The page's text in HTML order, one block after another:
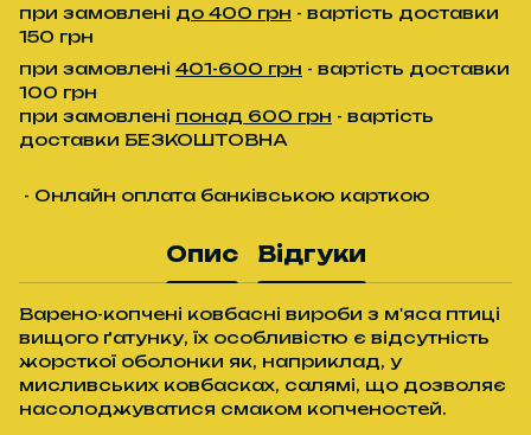
при замовлені до 400 грн - вартість доставки
150 грн
при замовлені 401-600 грн - вартість доставки
100 грн
при замовлені понад 600 грн - вартість
доставки БЕЗКОШТОВНА
- Онлайн оплата банківською карткою
Опис Відгуки
Варено-копчені ковбасні вироби з м'яса птиці
вищого ґатунку, їх особливістю є відсутність
жорсткої оболонки як, наприклад, у
мисливських ковбасках, салямі, що дозволяє
насолоджуватися смаком копченостей.